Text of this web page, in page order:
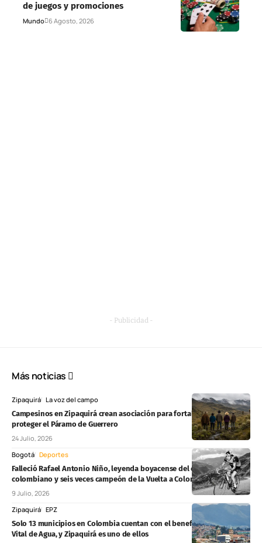
de juegos y promociones
Mundo 6 Agosto, 2026
- Publicidad -
Más noticias
Zipaquirá La voz del campo
Campesinos en Zipaquirá crean asociación para fortalecer el campo y
proteger el Páramo de Guerrero
24 Julio, 2026
Bogotá Deportes
Falleció Rafael Antonio Niño, leyenda boyacense del ciclismo
colombiano y seis veces campeón de la Vuelta a Colombia
9 Julio, 2026
Zipaquirá EPZ
Solo 13 municipios en Colombia cuentan con el beneficio del Mínimo
Vital de Agua, y Zipaquirá es uno de ellos